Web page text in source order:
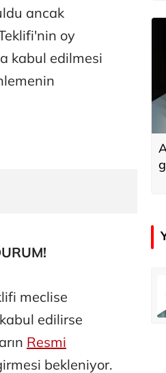
ancak
oy
kabul edilmesi
meclise
edilirse
Resmi
bekleniyor.